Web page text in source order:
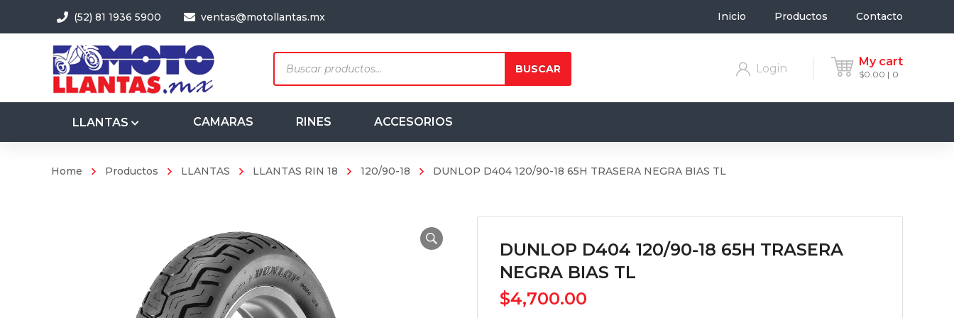
(52) 81 1936 5900 ventas@motollantas.mx Inicio Productos Contacto
search
BUSCAR
My cart
$0.00 0
Login
LLANTAS
3.50-8
CAMARAS RINES ACCESORIOS
Home Productos LLANTAS LLANTAS RIN 18 120/90-18 DUNLOP D404 120/90-18 65H TRASERA NEGRA BIAS TL
DUNLOP D404 120/90-18 65H TRASERA
NEGRA BIAS TL
$4,700.00